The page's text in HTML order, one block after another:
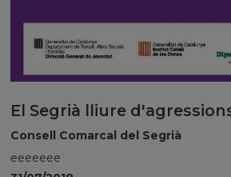
El Segrià lliure
Consell Comarcal del Segrià
eeeeeee